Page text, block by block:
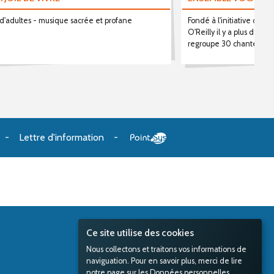
Ce site utilise des cookies
Nous collectons et traitons vos informations de
naviguation. Pour en savoir plus, merci de lire
- musique sacrée et profane
Fondé à l'initiative de la
O'Reilly il y a plus de 20
regroupe 30 chanteurs
Lettre d'information